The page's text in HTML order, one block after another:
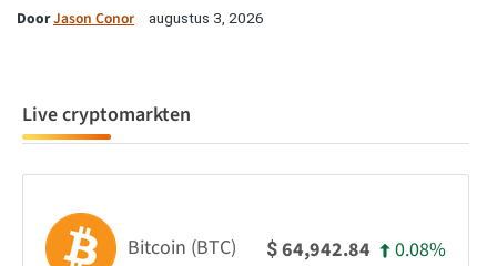
DoorJason Conor augustus 3, 2026
Live cryptomarkten
Bitcoin (BTC) $64,942.84 0.08%